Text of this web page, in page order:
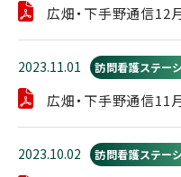
広畑・下手野通信12
2023.11.01 訪問看護ステー
広畑・下手野通信11
2023.10.02 訪問看護ステー